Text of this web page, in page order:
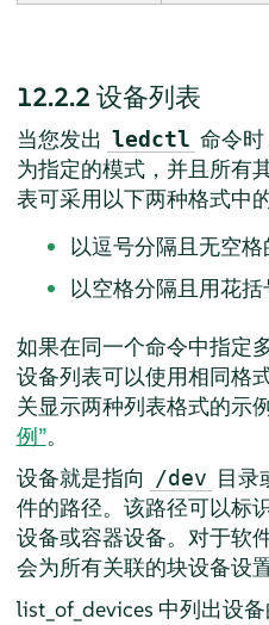
12.2.2 设备列表
当您发出 ledctl 命令时
为指定的模式，并且所有
表可采用以下两种格式中
以逗号分隔且无空
以空格分隔且用花
如果在同一个命令中指定
设备列表可以使用相同格
关显示两种列表格式的示
例”。
设备就是指向
/dev 目录
件的路径。该路径可以标
设备或容器设备。对于软
会为所有关联的块设备设
list_of_devices 中列出设